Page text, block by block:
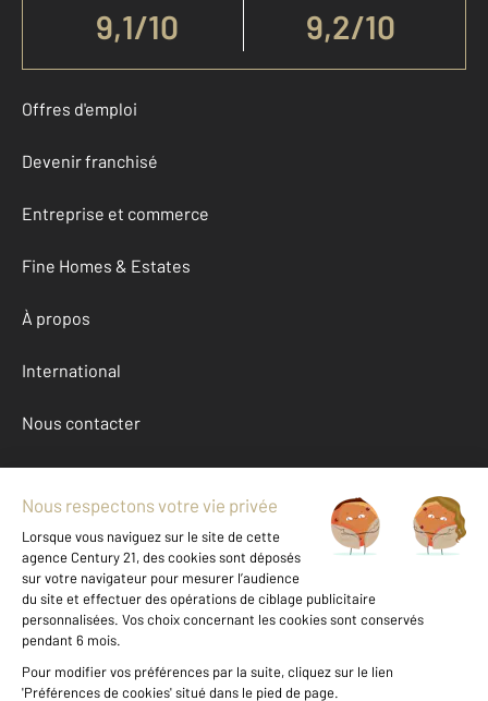
9,1/10 9,2/10
Offres d'emploi
Devenir franchisé
Entreprise et commerce
Fine Homes & Estates
À propos
International
Nous contacter
Mentions légales & CGU et Barèmes d'honoraires
Données personnelles
Gestionnaire des cookies
Achat maison autour de PERIGUEUX (24000)